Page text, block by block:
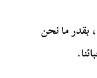
بقدر ما نحن